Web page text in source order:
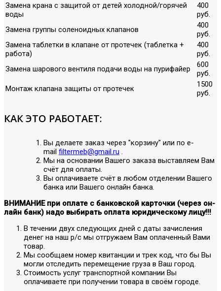
Замена крана с защитой от детей холодной/горячей
воды
400
руб.
Замена группы соленоидных клапанов
400
руб.
Замена таблетки в клапане от протечек (таблетка +
работа)
400
руб.
Замена шарового вентиля подачи воды на пурифайер
600
руб.
Монтаж клапана защиты от протечек
1500
руб.
КАК ЭТО РАБОТАЕТ:
Вы делаете заказ через "корзину" или по е-
mail filtermeb@gmail.ru .
Мы на основании Вашего заказа выставляем Вам
счёт для оплаты.
Вы оплачиваете счёт в любом отделении Вашего
банка или Вашего онлайн банка.
ВНИМАНИЕ при оплате с банковской карточки (через он-
лайн банк) надо выбирать оплата юридическому лицу!!!
В течении двух следующих дней с даты зачисления
денег на наш р/с мы отгружаем Вам оплаченный Вами
товар.
Мы сообщаем номер квитанции и трек код, что бы Вы
могли отследить перемещение груза в Ваш город.
Стоимость услуг транспортной компании Вы
оплачиваете при получении товара в своём городе.